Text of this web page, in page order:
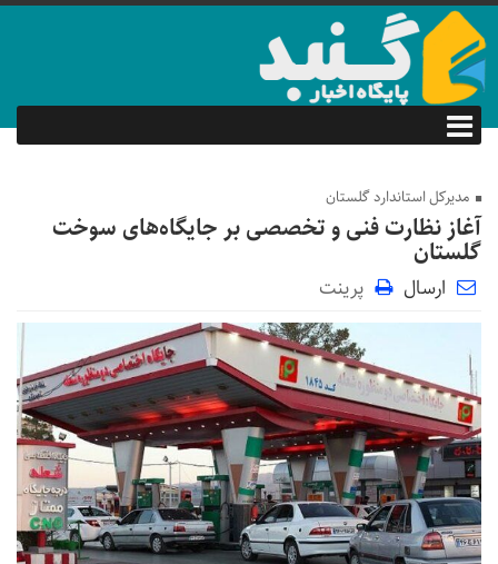
مدیرکل استاندارد گلستان
آغاز نظارت فنی و تخصصی بر جایگاه‌های سوخت
گلستان
ارسال پرینت